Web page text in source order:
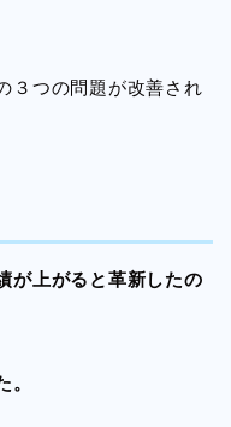
３つの問題が改善され
が上がると革新したの
。